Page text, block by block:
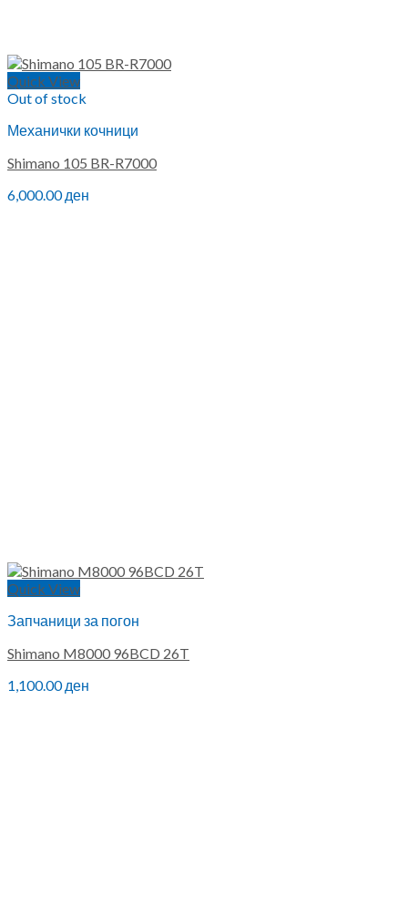
Quick View
Out of stock
Механички кочници
Shimano 105 BR-R7000
6,000.00ден
Quick View
Запчаници за погон
Shimano M8000 96BCD 26T
1,100.00ден